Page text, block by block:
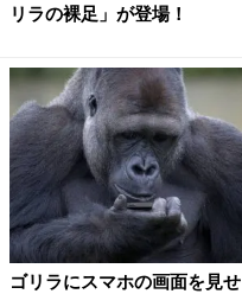
リラの裸足」が登場！
ゴリラにスマホの画面を見せ